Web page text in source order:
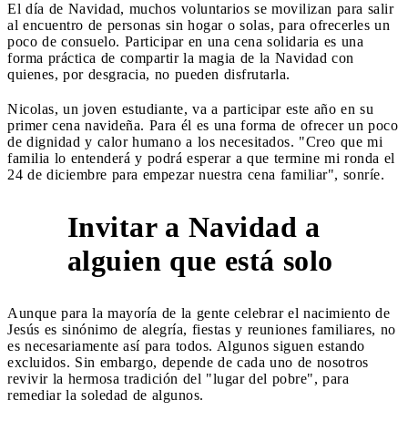
El día de Navidad, muchos voluntarios se movilizan para salir
al encuentro de personas sin hogar o solas, para ofrecerles un
poco de consuelo. Participar en una cena solidaria es una
forma práctica de compartir la magia de la Navidad con
quienes, por desgracia, no pueden disfrutarla.
Nicolas, un joven estudiante, va a participar este año en su
primer cena navideña. Para él es una forma de ofrecer un poco
de dignidad y calor humano a los necesitados. "Creo que mi
familia lo entenderá y podrá esperar a que termine mi ronda el
24 de diciembre para empezar nuestra cena familiar", sonríe.
Invitar a Navidad a
alguien que está solo
Aunque para la mayoría de la gente celebrar el nacimiento de
Jesús es sinónimo de alegría, fiestas y reuniones familiares, no
es necesariamente así para todos. Algunos siguen estando
excluidos. Sin embargo, depende de cada uno de nosotros
revivir la hermosa tradición del "lugar del pobre", para
remediar la soledad de algunos.